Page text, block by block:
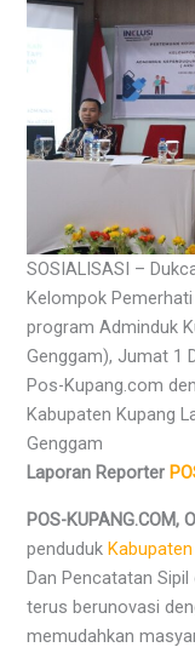
SOSIALISASI –
Kelompok
program Adminduk
Genggam), Jumat 1
Pos-Kupang.com
Kabupaten Kupang
Genggam
Laporan Reporter
POS-KUPANG.COM,
penduduk
Dan Pencatatan
terus berunovasi
memudahkan